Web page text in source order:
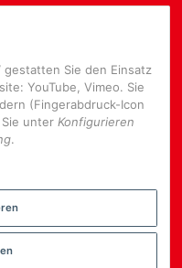
Datenschutzerklärung
zu Ihrem
gestatten Sie den Einsatz
YouTube, Vimeo. Sie
(Fingerabdruck-Icon
unter Konfigurieren
.